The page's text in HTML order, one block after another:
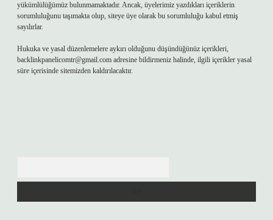
yükümlülüğümüz bulunmamaktadır. Ancak, üyelerimiz yazdıkları içeriklerin
sorumluluğunu taşımakta olup, siteye üye olarak bu sorumluluğu kabul etmiş
sayılırlar.
Hukuka ve yasal düzenlemelere aykırı olduğunu düşündüğünüz içerikleri,
backlinkpanelicomtr@gmail.com adresine bildirmeniz halinde, ilgili içerikler yasal
süre içerisinde sitemizden kaldırılacaktır.